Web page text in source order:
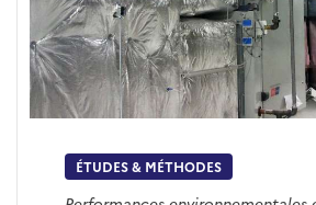
ÉTUDES & MÉTHODES